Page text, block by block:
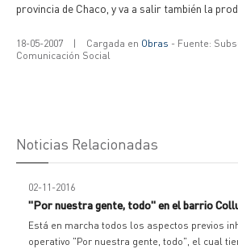
provincia de Chaco, y va a salir también la
18-05-2007 | Cargada en Obras - Fuente:
Comunicación Social
Noticias Relacionadas
02-11-2016
"Por nuestra gente, todo" en el barrio
Está en marcha todos los aspectos previos
operativo "Por nuestra gente, todo", el cual